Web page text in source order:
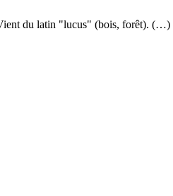
du latin "lucus" (bois, forêt). (…)